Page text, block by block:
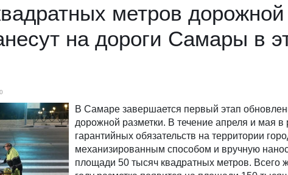
метров дорожной
на дороги Самары в
В Самаре завершается первый этап
дорожной разметки. В течение апреля и мая в
гарантийных обязательств на территории
механизированным способом и вручную
площади 50 тысяч квадратных метров. Всего